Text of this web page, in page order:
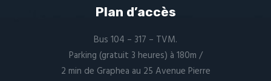
Plan d’accès
Bus 104 – 317 – TVM.
Parking (gratuit 3 heures) à 180m /
2 min de Graphea au 25 Avenue Pierre